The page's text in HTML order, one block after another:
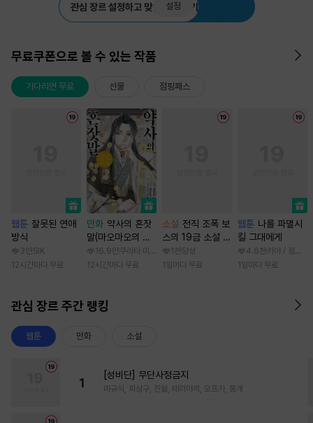
관심 장르 설정하고 맞춤 추천 받기
설정
무료쿠폰으로 볼 수 있는 작품
기다리면 무료 선물 점핑패스
웹툰 잘못된 연애
방식
3만 SIK
12시간마다 무료
만화 약사의 혼잣
말(마오마오의 후
궁 수수께끼 풀이
수첩)
16.9만 쿠라타 미노지 / 휴우가 나츠
12시간마다 무료
소설 전직 조폭 보
스의 19금 소설 속
가정부 빙의기
1천 당성
1일마다 무료
웹툰 나를 파멸시
킬 그대에게
4.6천 카야 / 점면, (
1일마다 무료
관심 장르 주간 랭킹
웹툰 만화 소설
1
[성비단] 무단사정금지
마규식, 피상구, 진월, 테리야끼, 오프카, 뚱개